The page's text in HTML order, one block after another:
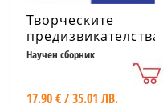
Творческите
предизвикателства
на критическата
Научен сборник
17.90 € / 35.01 ЛВ.